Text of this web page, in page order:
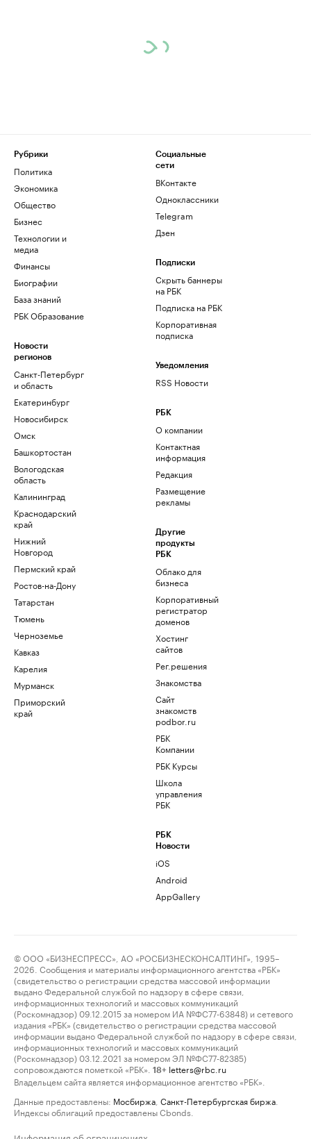
Рубрики
Политика
Экономика
Общество
Бизнес
Технологии и
медиа
Финансы
Биографии
База знаний
РБК Образование
Новости
регионов
Санкт-Петербург
и область
Екатеринбург
Новосибирск
Омск
Башкортостан
Вологодская
область
Калининград
Краснодарский
край
Нижний
Новгород
Пермский край
Ростов-на-Дону
Татарстан
Тюмень
Черноземье
Кавказ
Карелия
Мурманск
Приморский
край
Социальные
сети
ВКонтакте
Одноклассники
Telegram
Дзен
Подписки
Скрыть баннеры
на РБК
Подписка на РБК
Корпоративная
подписка
Уведомления
RSS Новости
РБК
О компании
Контактная
информация
Редакция
Размещение
рекламы
Другие
продукты
РБК
Облако для
бизнеса
Корпоративный
регистратор
доменов
Хостинг
сайтов
Рег.решения
Знакомства
Сайт
знакомств
podbor.ru
РБК
Компании
РБК Курсы
Школа
управления
РБК
РБК
Новости
iOS
Android
AppGallery
© ООО «БИЗНЕСПРЕСС», АО «РОСБИЗНЕСКОНСАЛТИНГ», 1995–
2026. Сообщения и материалы информационного агентства «РБК»
(свидетельство о регистрации средства массовой информации
выдано Федеральной службой по надзору в сфере связи,
информационных технологий и массовых коммуникаций
(Роскомнадзор) 09.12.2015 за номером ИА №ФС77-63848) и сетевого
издания «РБК» (свидетельство о регистрации средства массовой
информации выдано Федеральной службой по надзору в сфере связи,
информационных технологий и массовых коммуникаций
(Роскомнадзор) 03.12.2021 за номером ЭЛ №ФС77-82385)
сопровождаются пометкой «РБК».
18+ letters@rbc.ru
Владельцем сайта является информационное агентство «РБК».
Данные предоставлены: Мосбиржа Санкт-Петербургская биржа
Индексы облигаций предоставлены Cbonds.